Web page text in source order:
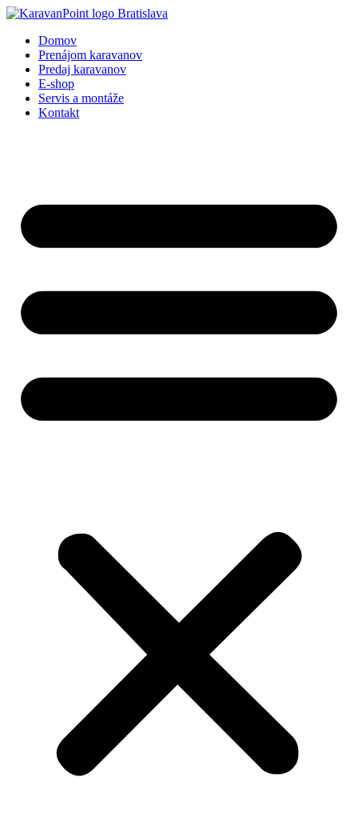
Preskočiť
obsah
Domov
Prenájom karavanov
Predaj karavanov
E-shop
Servis a montáže
Kontakt